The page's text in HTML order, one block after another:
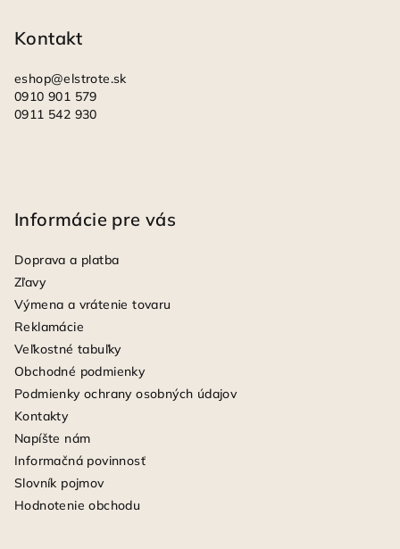
Kontakt
eshop@elstrote.sk
0910 901 579
0911 542 930
Informácie pre vás
Doprava a platba
Zľavy
Výmena a vrátenie tovaru
Reklamácie
Veľkostné tabuľky
Obchodné podmienky
Podmienky ochrany osobných údajov
Kontakty
Napíšte nám
Informačná povinnosť
Slovník pojmov
Hodnotenie obchodu